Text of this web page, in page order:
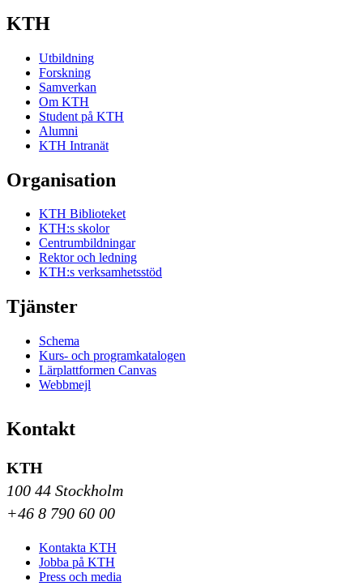
KTH
Utbildning
Forskning
Samverkan
Om KTH
Student på KTH
Alumni
KTH Intranät
Organisation
KTH Biblioteket
KTH:s skolor
Centrumbildningar
Rektor och ledning
KTH:s verksamhetsstöd
Tjänster
Schema
Kurs- och programkatalogen
Lärplattformen Canvas
Webbmejl
Kontakt
KTH
100 44 Stockholm
+46 8 790 60 00
Kontakta KTH
Jobba på KTH
Press och media